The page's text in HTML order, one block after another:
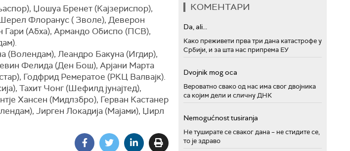
Џошуа Бренет (Кајзериспор),
Флоранус ( Зволе), Деверон
(Абха), Армандо Обиспо (ПСВ),
(Волендам), Леандро Бакуна (Игдир),
Фелида (Ден Бош), Арјани Марта
Годфрид Ремератое (РКЦ Валвајк).
Тахит Чонг (Шефилд јунајтед),
Хансен (Мидлзбро), Герван Кастанер
Јирген Локадија (Мајами), Џирл
КОМЕНТАРИ
Da, ali...
Како преживети прва три дана катастрофе у
Србији, и за шта нас припрема ЕУ
Dvojnik mog oca
Вероватно свако од нас има свог двојника
са којим дели и сличну ДНК
Nemogućnost tusiranja
Не туширате се сваког дана – не стидите се,
то је здраво